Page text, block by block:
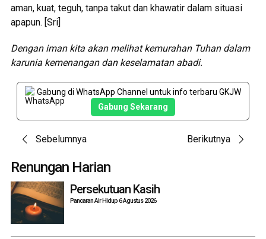
aman, kuat, teguh, tanpa takut dan khawatir dalam situasi
apapun. [Sri]
Dengan iman kita akan melihat kemurahan Tuhan dalam
karunia kemenangan dan keselamatan abadi.
Gabung di WhatsApp Channel untuk info terbaru GKJW
Gabung Sekarang
Post
navigation
Sebelumnya Berikutnya
Renungan Harian
Persekutuan Kasih
Pancaran Air Hidup 6 Agustus 2026